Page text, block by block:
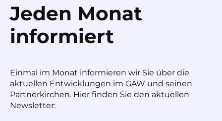
Jeden Monat
informiert
Einmal im Monat informieren wir Sie über die
aktuellen Entwicklungen im GAW und seinen
Partnerkirchen. Hier finden Sie den aktuellen
Newsletter: